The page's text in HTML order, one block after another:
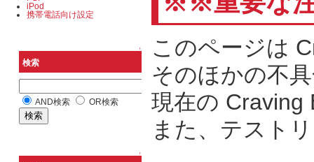
iPod
携帯電話向け設定
↑
検索
AND検索 OR検索
↑
このページは
そのほかの不
現在の Craving
また、テスト